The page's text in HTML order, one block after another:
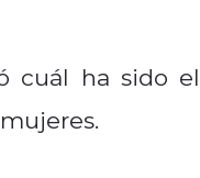
cuál ha sido el